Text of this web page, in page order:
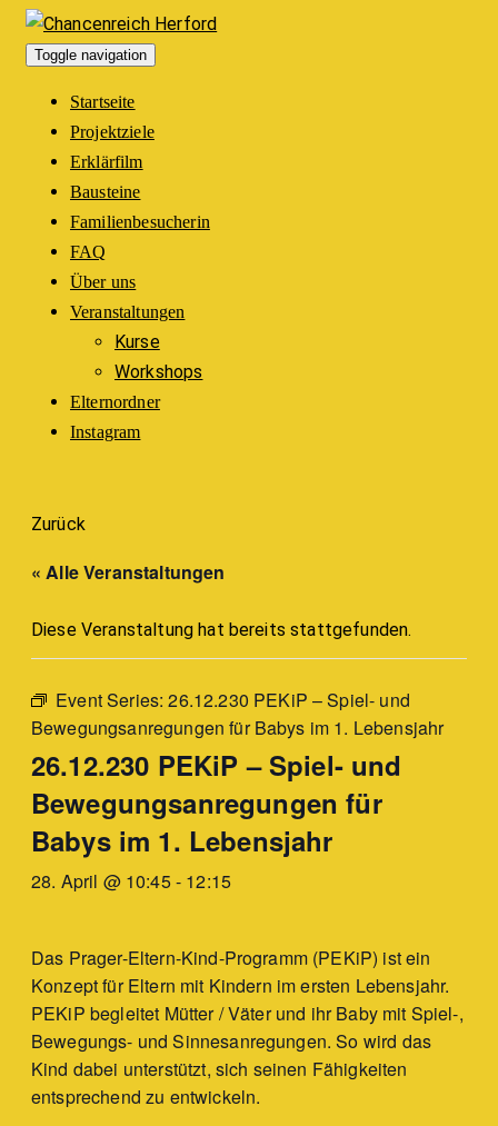
Toggle navigation
Startseite
Projektziele
Erklärfilm
Bausteine
Familienbesucherin
FAQ
Über uns
Veranstaltungen
Kurse
Workshops
Elternordner
Instagram
Zurück
« Alle Veranstaltungen
Diese Veranstaltung hat bereits stattgefunden.
Event Series:26.12.230 PEKiP – Spiel- und
Bewegungsanregungen für Babys im 1. Lebensjahr
26.12.230 PEKiP – Spiel- und
Bewegungsanregungen für
Babys im 1. Lebensjahr
28. April @ 10:45- 12:15
Das Prager-Eltern-Kind-Programm (PEKiP) ist ein
Konzept für Eltern mit Kindern im ersten Lebensjahr.
PEKiP begleitet Mütter / Väter und ihr Baby mit Spiel-,
Bewegungs- und Sinnesanregungen. So wird das
Kind dabei unterstützt, sich seinen Fähigkeiten
entsprechend zu entwickeln.